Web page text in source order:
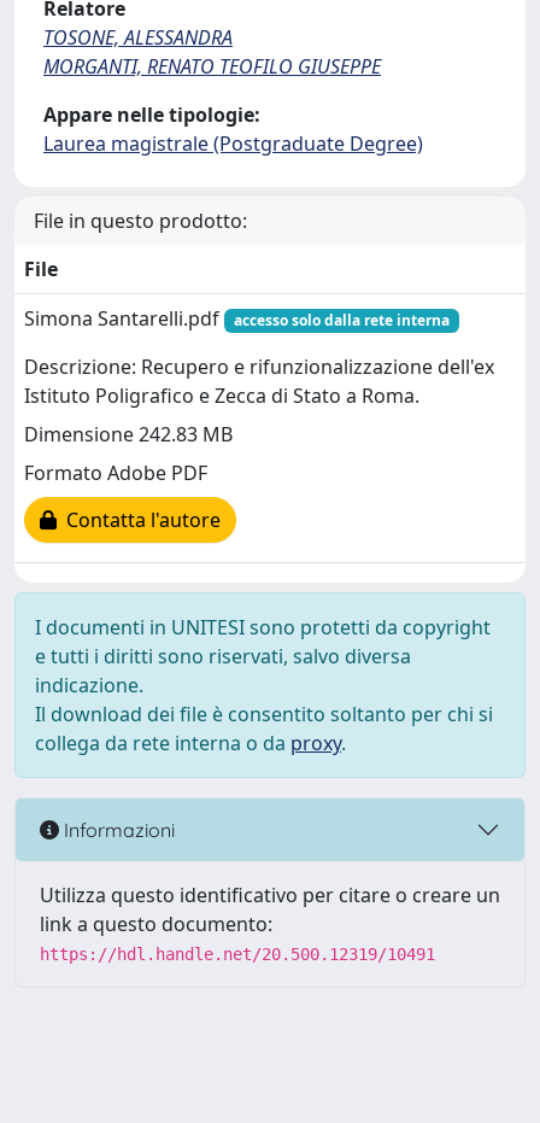
Relatore
TOSONE, ALESSANDRA
MORGANTI, RENATO TEOFILO GIUSEPPE
Appare nelle tipologie:
Laurea magistrale (Postgraduate Degree)
File in questo prodotto:
File
Simona Santarelli.pdf
accesso solo dalla rete interna
Descrizione: Recupero e rifunzionalizzazione dell'ex
Istituto Poligrafico e Zecca di Stato a Roma.
Dimensione 242.83 MB
Formato Adobe PDF
Contatta l'autore
I documenti in UNITESI sono protetti da copyright
e tutti i diritti sono riservati, salvo diversa
indicazione.
Il download dei file è consentito soltanto per chi si
collega da rete interna o da proxy.
Informazioni
Utilizza questo identificativo per citare o creare un
link a questo documento:
https://hdl.handle.net/20.500.12319/10491